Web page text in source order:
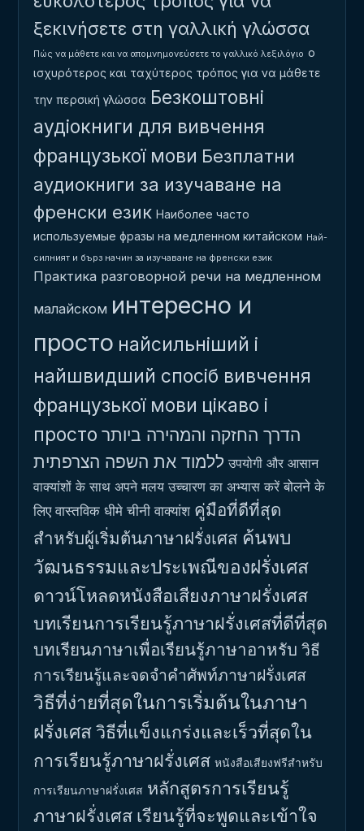
ξεκινήσετε στη γαλλική γλώσσα
Πώς να μάθετε και να απομνημονεύσετε το γαλλικό λεξιλόγιο ο
ισχυρότερος και ταχύτερος τρόπος για να μάθετε
την περσική γλώσσα Безкоштовні
аудіокниги для вивчення
французької мови Безплатни
аудиокниги за изучаване на
френски език Наиболее часто
используемые фразы на медленном китайском Най-
силният и бърз начин за изучаване на френски език
Практика разговорной речи на медленном
малайском интересно и
просто найсильніший і
найшвидший спосіб вивчення
французької мови цікаво і
просто הדרך החזקה והמהירה ביותר
ללמוד את השפה הצרפתית उपयोगी और आसान
वाक्यांशों के साथ अपने मलय उच्चारण का अभ्यास करें बोलने के
लिए वास्तविक धीमे चीनी वाक्यांश คู่มือที่ดีที่สุด
สำหรับผู้เริ่มต้นภาษาฝรั่งเศส ค้นพบ
วัฒนธรรมและประเพณีของฝรั่งเศส
ดาวน์โหลดหนังสือเสียงภาษาฝรั่งเศส
บทเรียนการเรียนรู้ภาษาฝรั่งเศสที่ดีที่สุด
บทเรียนภาษาเพื่อเรียนรู้ภาษาอาหรับ วิธี
การเรียนรู้และจดจำคำศัพท์ภาษาฝรั่งเศส
วิธีที่ง่ายที่สุดในการเริ่มต้นในภาษา
ฝรั่งเศสวิธีที่แข็งแกร่งและเร็วที่สุดใน
การเรียนรู้ภาษาฝรั่งเศส หนังสือเสียงฟรีสำหรับ
การเรียนภาษาฝรั่งเศส หลักสูตรการเรียนรู้
ภาษาฝรั่งเศส เรียนรู้ที่จะพูดและเข้าใจ